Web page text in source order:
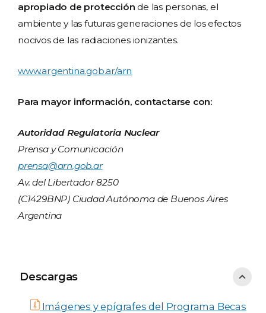
apropiado de protección de las personas, el
ambiente y las futuras generaciones de los efectos
nocivos de las radiaciones ionizantes.
www.argentina.gob.ar/arn
Para mayor información, contactarse con:
Autoridad Regulatoria Nuclear
Prensa y Comunicación
prensa@arn.gob.ar
Av. del Libertador 8250
(C1429BNP) Ciudad Autónoma de Buenos Aires
Argentina
Descargas
Descargas
Imágenes y epígrafes del Programa Becas